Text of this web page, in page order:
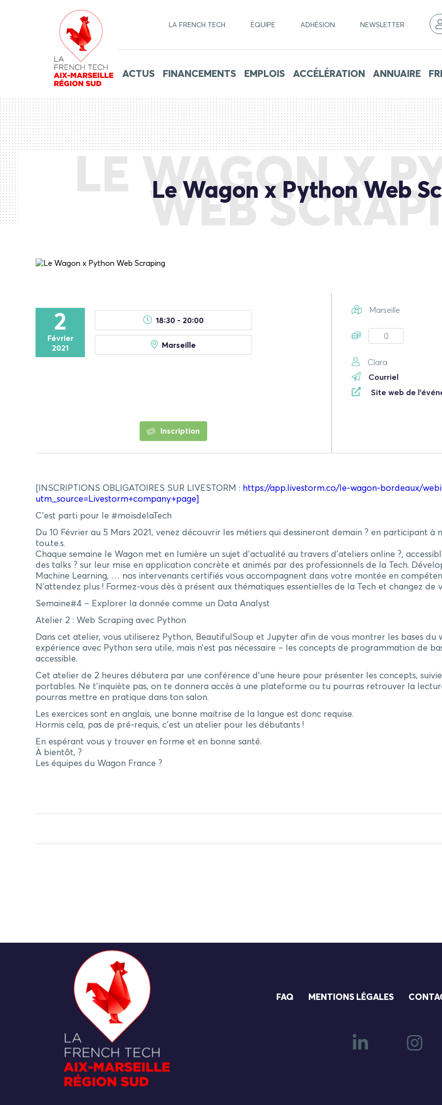
LA FRENCH TECH ÉQUIPE ADHÉSION NEWSLETTER
ACTUS FINANCEMENTS EMPLOIS ACCÉLÉRATION ANNUAIRE
LE WAGON X
WEB
Le Wagon x Python Web
2
Février
2021
18:30 - 20:00
Marseille
Inscription
Marseille
0
Clara
Courriel
Site web de
[INSCRIPTIONS OBLIGATOIRES SUR LIVESTORM : https://app.livestorm.co/le-wagon-bordeaux/
utm_source=Livestorm+company+page]
C’est parti pour le #moisdelaTech
Du 10 Février au 5 Mars 2021, venez découvrir les métiers qui dessineront demain ? en participant
tou.te.s.
Chaque semaine le Wagon met en lumière un sujet d’actualité au travers d’ateliers online ?,
des talks ? sur leur mise en application concrète et animés par des professionnels de la Tech.
Machine Learning, … nos intervenants certifiés vous accompagnent dans votre montée en
N’attendez plus ! Formez-vous dès à présent aux thématiques essentielles de la Tech et changez de
Semaine#4 – Explorer la donnée comme un Data Analyst
Atelier 2 : Web Scraping avec Python
Dans cet atelier, vous utiliserez Python, BeautifulSoup et Jupyter afin de vous montrer les bases du
expérience avec Python sera utile, mais n’est pas nécessaire – les concepts de programmation de
accessible.
Cet atelier de 2 heures débutera par une conférence d’une heure pour présenter les concepts,
portables. Ne t’inquiète pas, on te donnera accès à une plateforme ou tu pourras retrouver la
pourras mettre en pratique dans ton salon.
Les exercices sont en anglais, une bonne maitrise de la langue est donc requise.
Hormis cela, pas de pré-requis, c’est un atelier pour les débutants !
En espérant vous y trouver en forme et en bonne santé.
À bientôt, ?
Les équipes du Wagon France ?
FAQ MENTIONS LÉGALES